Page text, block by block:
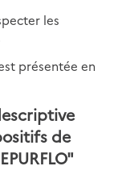
les
présentée en
de